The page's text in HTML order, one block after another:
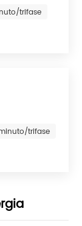
trifase
trifase